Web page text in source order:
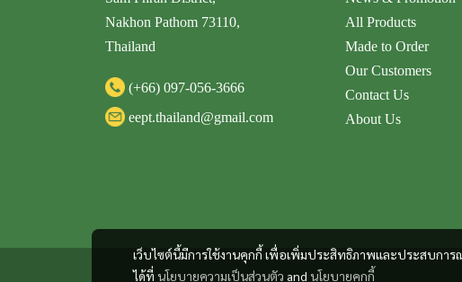
เว็บไซต์นี้มีการใช้งานคุกกี้ เพื่อเพิ่มประสิทธิภาพและประสบการ
ได้ที่ นโยบายความเป็นส่วนตัว and นโยบายคุกกี้
Nakhon Pathom 73110,
Thailand
(+66) 097-056-3666
eept.thailand@gmail.com
All Products
Made to Order
Our Customers
Contact Us
About Us